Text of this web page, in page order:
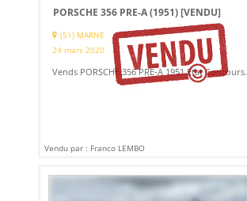
PORSCHE 356 PRE-A (1951)[VENDU]
(51) MARNE
24 mars 2020
Vends PORSCHE 356 PRE-A 1951 Etat Concours.
Vendu par : Franco LEMBO